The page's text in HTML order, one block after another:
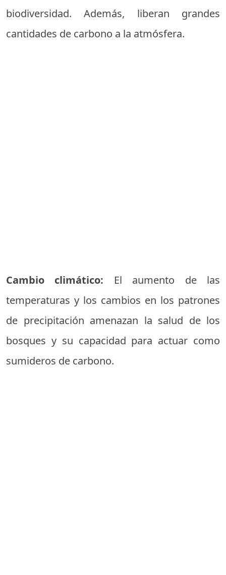
biodiversidad. Además, liberan grandes
cantidades de carbono a la atmósfera.
Cambio climático: El aumento de las
temperaturas y los cambios en los patrones
de precipitación amenazan la salud de los
bosques y su capacidad para actuar como
sumideros de carbono.